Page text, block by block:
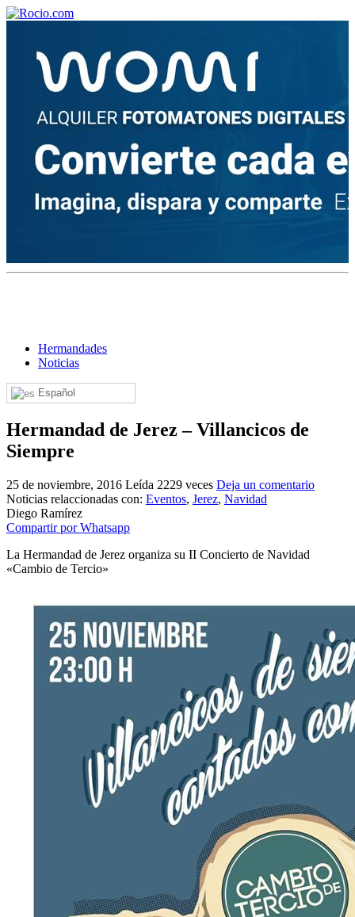
Hermandades
Noticias
Español
Hermandad de Jerez – Villancicos de
Siempre
25 de noviembre, 2016 Leída 2229 veces Deja un comentario
Noticias relaccionadas con: Eventos, Jerez, Navidad
Diego Ramírez
Compartir por Whatsapp
La Hermandad de Jerez organiza su II Concierto de Navidad
«Cambio de Tercio»
¡Bienvenido! Soy el asistente virtual de rocio.com.
¿En qué puedo ayudarte?
¿Cuándo se construyó la primera ermita?
El traslado cada siete años
¿Cuales son los actos principales que se celebran en el
Quiero hacer el camino,¿que tengo que hacer?
En el Rocío, ¿dónde me alojo?